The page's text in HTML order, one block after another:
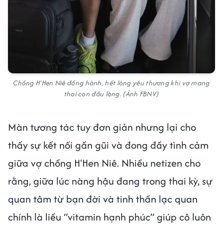
Chồng H'Hen Niê đồng hành, hết lòng yêu thương khi vợ mang
thai con đầu lòng. (Ảnh FBNV)
Màn tương tác tuy đơn giản nhưng lại cho
thấy sự kết nối gần gũi và đong đầy tình cảm
giữa vợ chồng H'Hen Niê. Nhiều netizen cho
rằng, giữa lúc nàng hậu đang trong thai kỳ, sự
quan tâm từ bạn đời và tinh thần lạc quan
chính là liều “vitamin hạnh phúc” giúp cô luôn